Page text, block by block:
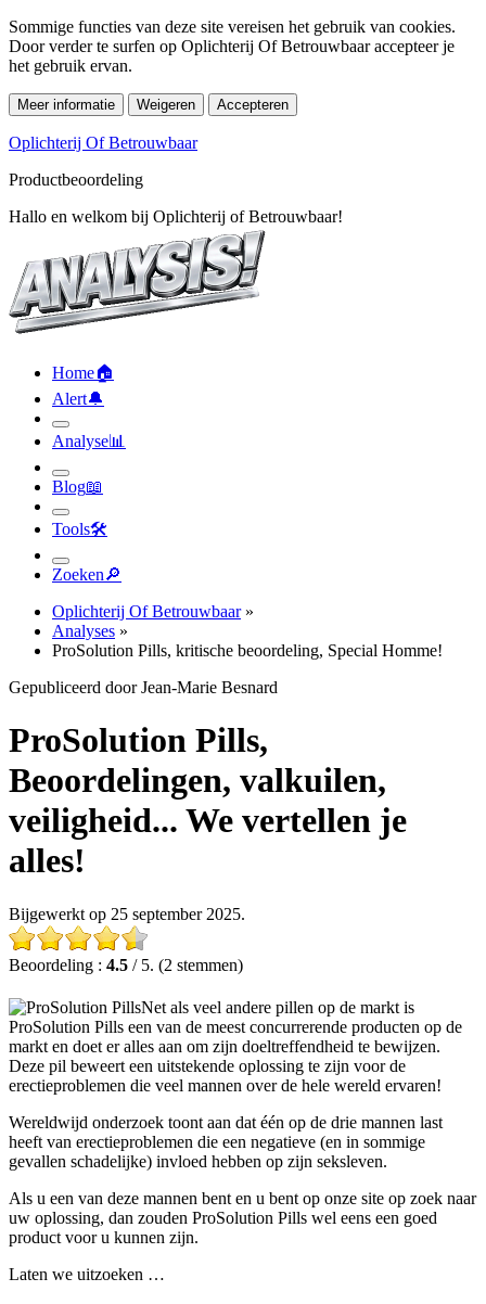
Sommige functies van deze site vereisen het gebruik van cookies.
Door verder te surfen op Oplichterij Of Betrouwbaar accepteer je
het gebruik ervan.
Meer informatie Weigeren Accepteren
Oplichterij Of Betrouwbaar
Productbeoordeling
Hallo en welkom bij Oplichterij of Betrouwbaar!
Home🏠︎
Alert🔔︎
Analyse📊︎
Blog📖︎
Tools🛠︎
Zoeken🔎︎
Oplichterij Of Betrouwbaar»
Analyses »
ProSolution Pills, kritische beoordeling, Special Homme!
Gepubliceerd door Jean-Marie Besnard
ProSolution Pills,
Beoordelingen, valkuilen,
veiligheid... We vertellen je
alles!
Bijgewerkt op 25 september 2025.
Beoordeling : 4.5 / 5. (2 stemmen)
Net als veel andere pillen op de markt is
ProSolution Pills een van de meest concurrerende producten op de
markt en doet er alles aan om zijn doeltreffendheid te bewijzen.
Deze pil beweert een uitstekende oplossing te zijn voor de
erectieproblemen die veel mannen over de hele wereld ervaren!
Wereldwijd onderzoek toont aan dat één op de drie mannen last
heeft van erectieproblemen die een negatieve (en in sommige
gevallen schadelijke) invloed hebben op zijn seksleven.
Als u een van deze mannen bent en u bent op onze site op zoek naar
uw oplossing, dan zouden ProSolution Pills wel eens een goed
product voor u kunnen zijn.
Laten we uitzoeken …